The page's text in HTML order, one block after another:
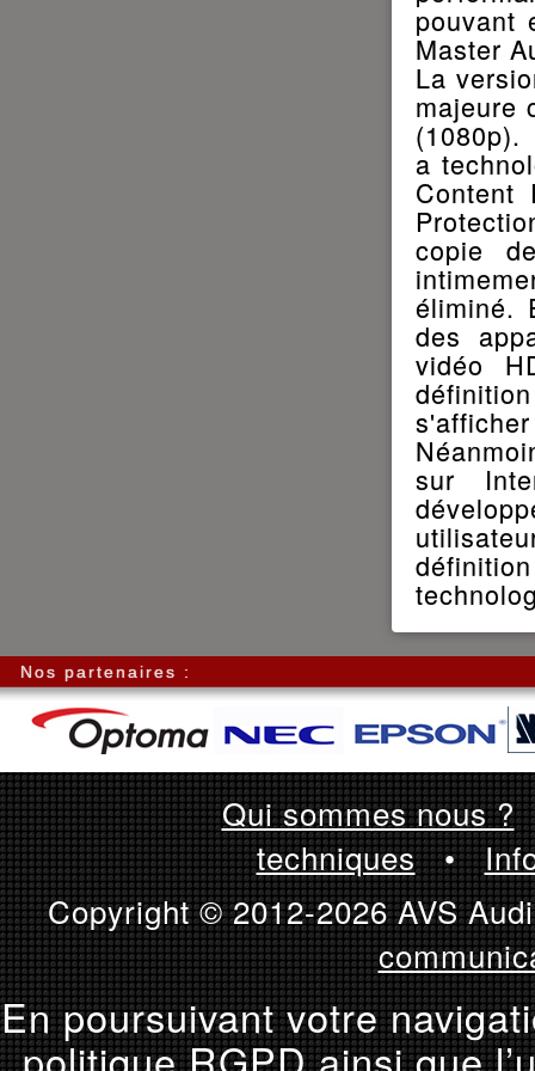
pouvant
Master
La
majeure
(1080p).
a
Content
copie
éliminé.
des
vidéo
sur
Nos partenaires :
Qui sommes nous ?
techniques•
Copyright © 2012-2026 AVS
En poursuivant votre